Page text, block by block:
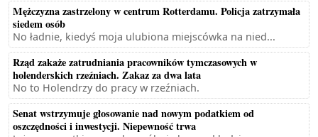
Mężczyzna zastrzelony w centrum Rotterdamu. Policja zatrzymała
siedem osób
No ładnie, kiedyś moja ulubiona miejscówka na nied...
Rząd zakaże zatrudniania pracowników tymczasowych w
holenderskich rzeźniach. Zakaz za dwa lata
No to Holendrzy do pracy w rzeźniach.
Senat wstrzymuje głosowanie nad nowym podatkiem od
oszczędności i inwestycji. Niepewność trwa